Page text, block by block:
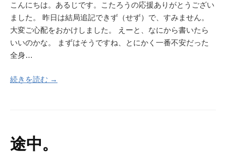
こんにちは。あるじです。こたろうの応援ありがとうござい
ました。 昨日は結局追記できず（せず）で、すみません。
大変ご心配をおかけしました。 えーと、なにから書いたら
いいのかな。 まずはそうですね、とにかく一番不安だった
全身…
続きを読む →
途中。